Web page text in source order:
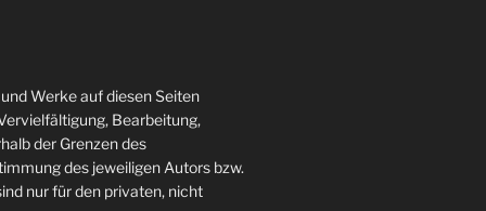
Werke auf diesen Seiten
Bearbeitung,
der Grenzen des
des jeweiligen Autors bzw.
nur für den privaten, nicht